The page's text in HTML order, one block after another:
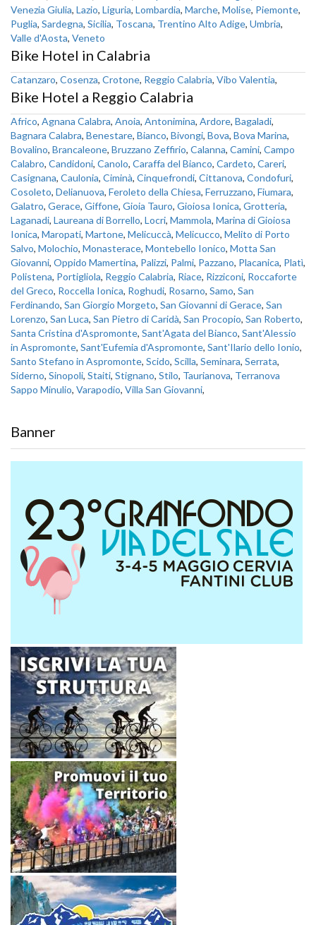
Venezia Giulia, Lazio, Liguria, Lombardia, Marche, Molise, Piemonte,
Puglia, Sardegna, Sicilia, Toscana, Trentino Alto Adige, Umbria,
Valle d'Aosta, Veneto
Bike Hotel in Calabria
Catanzaro, Cosenza, Crotone, Reggio Calabria, Vibo Valentia,
Bike Hotel a Reggio Calabria
Africo, Agnana Calabra, Anoia, Antonimina, Ardore, Bagaladi,
Bagnara Calabra, Benestare, Bianco, Bivongi, Bova, Bova Marina,
Bovalino, Brancaleone, Bruzzano Zeffirio, Calanna, Camini, Campo
Calabro, Candidoni, Canolo, Caraffa del Bianco, Cardeto, Careri,
Casignana, Caulonia, Ciminà, Cinquefrondi, Cittanova, Condofuri,
Cosoleto, Delianuova, Feroleto della Chiesa, Ferruzzano, Fiumara,
Galatro, Gerace, Giffone, Gioia Tauro, Gioiosa Ionica, Grotteria,
Laganadi, Laureana di Borrello, Locri, Mammola, Marina di Gioiosa
Ionica, Maropati, Martone, Melicuccà, Melicucco, Melito di Porto
Salvo, Molochio, Monasterace, Montebello Ionico, Motta San
Giovanni, Oppido Mamertina, Palizzi, Palmi, Pazzano, Placanica, Platì,
Polistena, Portigliola, Reggio Calabria, Riace, Rizziconi, Roccaforte
del Greco, Roccella Ionica, Roghudi, Rosarno, Samo, San
Ferdinando, San Giorgio Morgeto, San Giovanni di Gerace, San
Lorenzo, San Luca, San Pietro di Caridà, San Procopio, San Roberto,
Santa Cristina d'Aspromonte, Sant'Agata del Bianco, Sant'Alessio
in Aspromonte, Sant'Eufemia d'Aspromonte, Sant'Ilario dello Ionio,
Santo Stefano in Aspromonte, Scido, Scilla, Seminara, Serrata,
Siderno, Sinopoli, Staiti, Stignano, Stilo, Taurianova, Terranova
Sappo Minulio, Varapodio, Villa San Giovanni,
Banner